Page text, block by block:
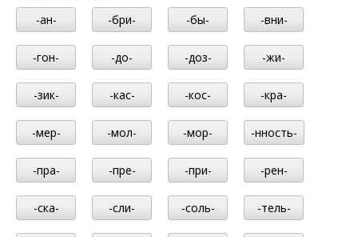
-ан-
-бри- -бы- -вни-
-гон- -до- -доз- -жи-
-зик- -кас- -кос- -кра-
-мер- -мол- -мор- -нность-
-пра- -пре- -при- -рен-
-ска- -сли- -соль- -тель-